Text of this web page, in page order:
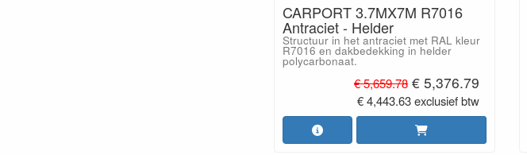
CARPORT 3.7MX7M R7016
Antraciet - Helder
Structuur in het antraciet met RAL kleur
R7016 en dakbedekking in helder
polycarbonaat.
€ 5,659.78 € 5,376.79
€ 4,443.63 exclusief btw